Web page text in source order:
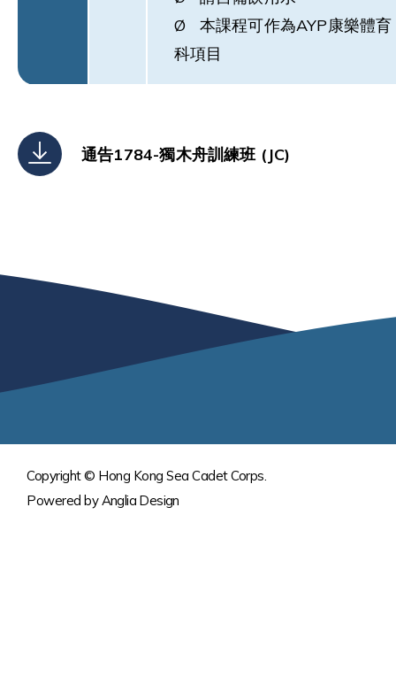
Ø 本課程可作為AYP康樂體育
科項目
通告1784-獨木舟訓練班 (JC)
Copyright © Hong Kong Sea Cadet Corps.
Powered byAnglia Design